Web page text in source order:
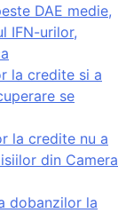
DAE medie,
IFN-urilor,
la credite si a
se
la credite nu a
din Camera
dobanzilor la